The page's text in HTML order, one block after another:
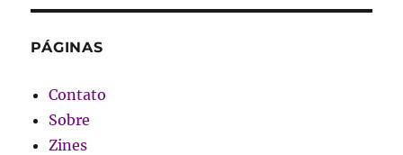
PÁGINAS
Contato
Sobre
Zines